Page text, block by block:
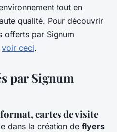
tout en
qualité. Pour découvrir
offerts par Signum
voir ceci.
par Signum
cartes de visite
dans la création de flyers